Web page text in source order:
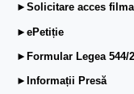
►Solicitare acces
►ePetiție
►Formular Legea 544/
►Informații Presă